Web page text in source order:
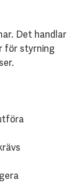
Det handlar
för styrning